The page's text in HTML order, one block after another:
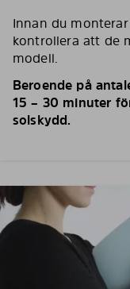
Innan du
kontrollera att de
modell.
Beroende på
15 – 30 minuter
solskydd.